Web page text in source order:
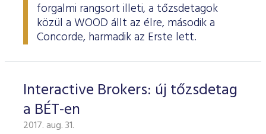
forgalmi rangsort illeti, a tőzsdetagok
közül a WOOD állt az élre, második a
Concorde, harmadik az Erste lett.
Interactive Brokers: új tőzsdetag
a BÉT-en
2017. aug. 31.